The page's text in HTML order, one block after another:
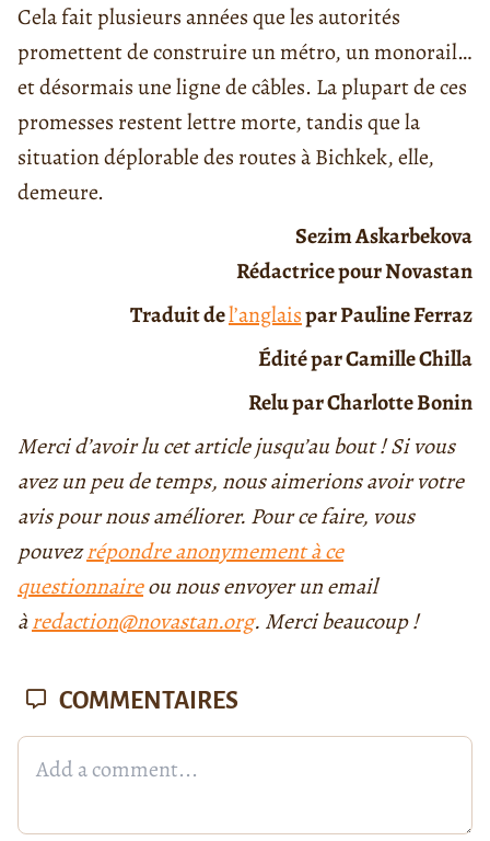
Cela fait plusieurs années que les autorités
promettent de construire un métro, un monorail…
et désormais une ligne de câbles. La plupart de ces
promesses restent lettre morte, tandis que la
situation déplorable des routes à Bichkek, elle,
demeure.
Sezim Askarbekova
Rédactrice pour Novastan
Traduit del’anglaispar Pauline Ferraz
Édité par Camille Chilla
Relu par Charlotte Bonin
Merci d’avoir lu cet article jusqu’au bout ! Si vous
avez un peu de temps, nous aimerions avoir votre
avis pour nous améliorer. Pour ce faire, vous
pouvezrépondre anonymement à ce
questionnaireou nous envoyer un email
àredaction@novastan.org. Merci beaucoup !
COMMENTAIRES